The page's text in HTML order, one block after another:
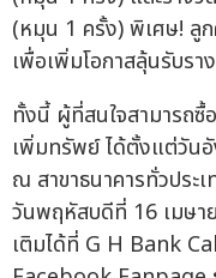
(หมุน 1 ครั้ง) พิเศษ! ลู
เพื่อเพิ่มโอกาสลุ้นรับรา
ทั้งนี้ ผู้ที่สนใจสามารถ
เพิ่มทรัพย์ ได้ตั้งแต่วัน
ณ สาขาธนาคารทั่วประ
วันพฤหัสบดีที่ 16 เมษา
เติมได้ที่ G H Bank